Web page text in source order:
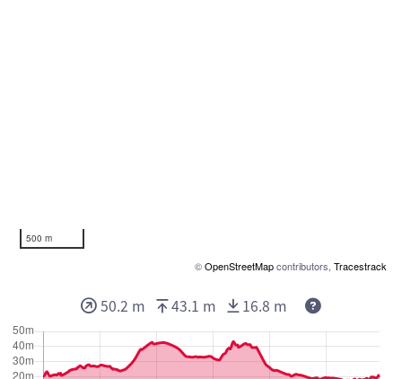
500 m
©OpenStreetMapcontributors, Tracestrack
50.2 m 43.1 m 16.8 m